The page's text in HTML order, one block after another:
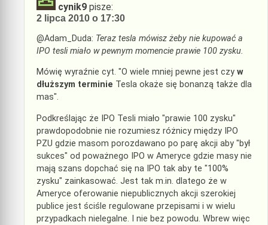
cynik9 pisze:
2 lipca 2010 o 17:30
@Adam_Duda: Teraz tesla mówisz żeby nie kupować a
IPO tesli miało w pewnym momencie prawie 100 zysku.
Mówię wyraźnie cyt. "O wiele mniej pewne jest czy w
dłuższym terminie Tesla okaże się bonanzą także dla
mas".
Podkreślając że IPO Tesli miało "prawie 100 zysku"
prawdopodobnie nie rozumiesz różnicy między IPO
PZU gdzie masom porozdawano po parę akcji aby "był
sukces" od poważnego IPO w Ameryce gdzie masy nie
mają szans dopchać się na IPO tak aby te "100%
zysku" zainkasować. Jest tak m.in. dlatego że w
Ameryce oferowanie niepublicznych akcji szerokiej
publice jest ściśle regulowane przepisami i w wielu
przypadkach nielegalne. I nie bez powodu. Wbrew więc